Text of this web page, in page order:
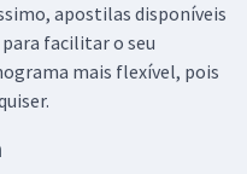
apostilas disponíveis
facilitar o seu
mais flexível, pois